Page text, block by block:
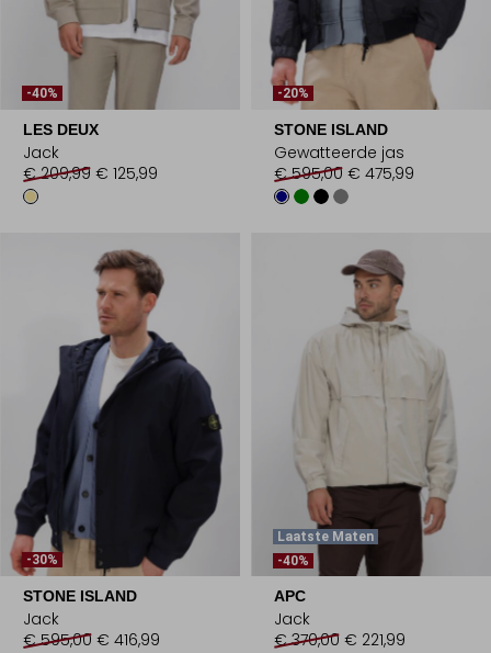
-40%
LES DEUX
Jack
€ 209,99 € 125,99
-20%
STONE ISLAND
Gewatteerde jas
€ 595,00 € 475,99
-30%
STONE ISLAND
Jack
€ 595,00 € 416,99
Laatste Maten
-40%
APC
Jack
€ 370,00 € 221,99